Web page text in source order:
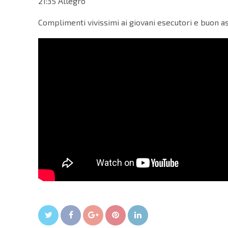
Complimenti vivissimi ai giovani esecutori e buon
TwitterFacebookGoogle+Pin It